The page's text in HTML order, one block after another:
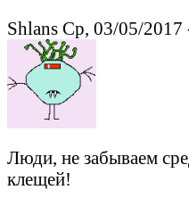
Shlans Ср, 03/05/2017
Люди, не забываем
клещей!